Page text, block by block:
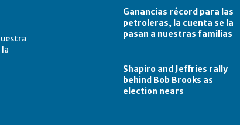
Ganancias récord para las
petroleras, la cuenta se la
pasan a nuestras familias
Shapiro and Jeffries rally
behind Bob Brooks as
election nears